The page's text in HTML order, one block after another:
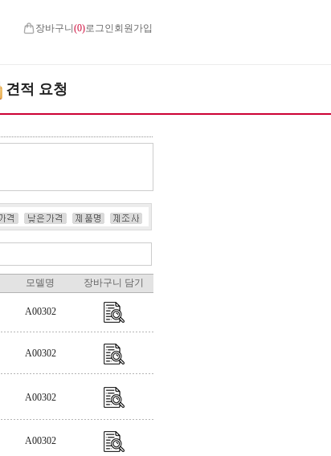
장바구니(0)로그인 회원가입
견적 요청
모델명 장바구니 담기
A00302
A00302
A00302
A00302